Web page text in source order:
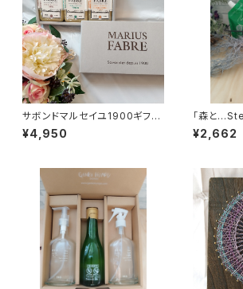
サボンドマルセイユ1900ギフト
XA
¥4,950
「森と
g）｜がん
洗剤｜
¥2,662